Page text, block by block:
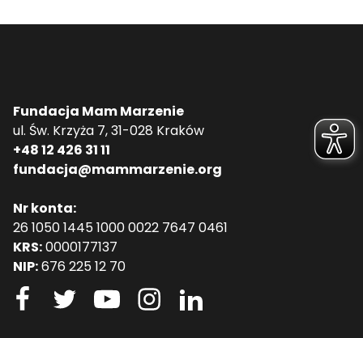
Fundacja Mam Marzenie
ul. Św. Krzyża 7, 31-028 Kraków
+48 12 426 31 11
fundacja@mammarzenie.org
Nr konta:
26 1050 1445 1000 0022 7647 0461
KRS:0000177137
NIP:676 225 12 70